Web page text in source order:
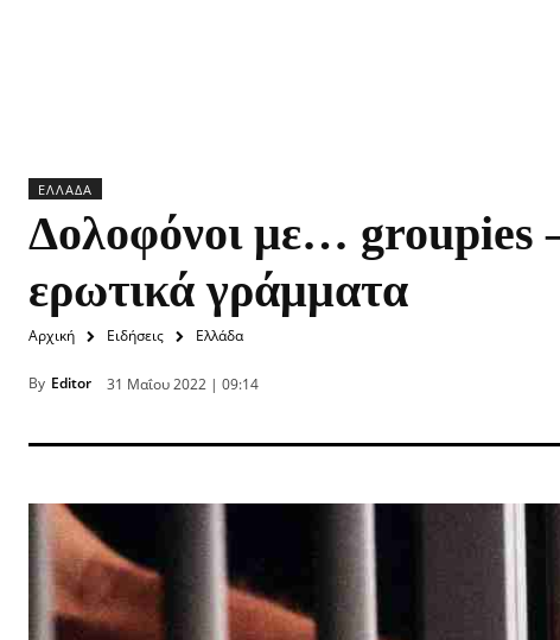
ΕΛΛΆΔΑ
Δολοφόνοι με… groupies
ερωτικά γράμματα
Αρχική Ειδήσεις Ελλάδα
By Editor 31 Μαΐου 2022 | 09:14